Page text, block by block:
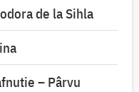
de la Sihla
– Pârvu